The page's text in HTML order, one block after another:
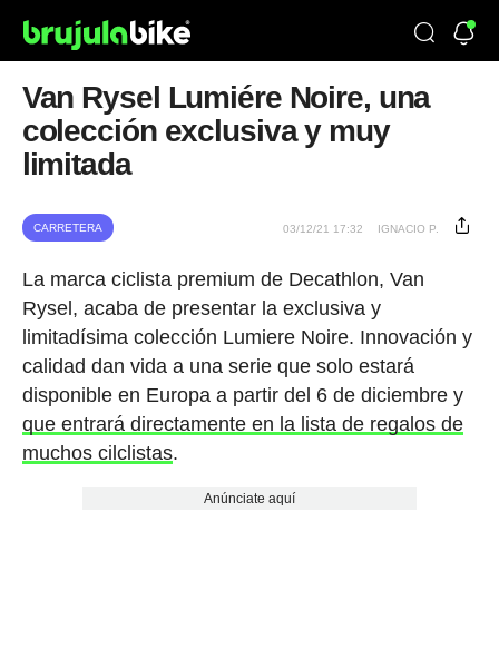
Van Rysel Lumiére Noire, una
colección exclusiva y muy
limitada
CARRETERA 03/12/21 17:32 IGNACIO P.
La marca ciclista premium de Decathlon, Van
Rysel, acaba de presentar la exclusiva y
limitadísima colección Lumiere Noire. Innovación y
calidad dan vida a una serie que solo estará
disponible en Europa a partir del 6 de diciembre y
que entrará directamente en la lista de regalos de
muchos cilclistas.
Anúnciate aquí